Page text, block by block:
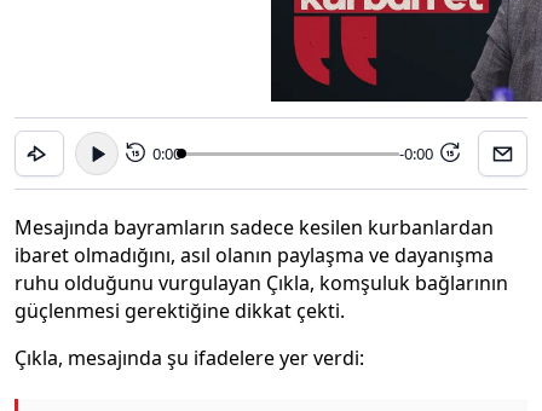
15 0:00 -0:00 15
Mesajında bayramların sadece kesilen kurbanlardan
ibaret olmadığını, asıl olanın paylaşma ve dayanışma
ruhu olduğunu vurgulayan Çıkla, komşuluk bağlarının
güçlenmesi gerektiğine dikkat çekti.
Çıkla, mesajında şu ifadelere yer verdi: